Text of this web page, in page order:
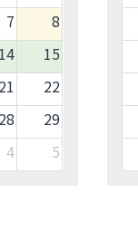
7
8
14
15
21
22
28
29
4 5